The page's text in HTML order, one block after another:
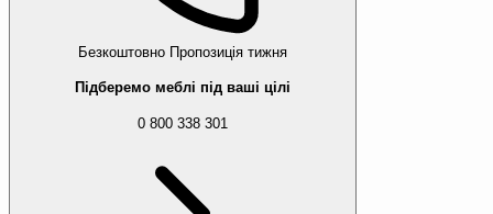
Безкоштовно Пропозиція тижня
Підберемо меблі під ваші цілі
0 800 338 301